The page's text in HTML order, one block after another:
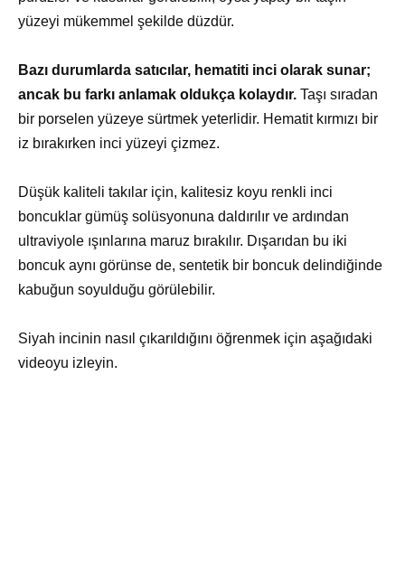
yüzeyi mükemmel şekilde düzdür.
Bazı durumlarda satıcılar, hematiti inci olarak sunar;
ancak bu farkı anlamak oldukça kolaydır. Taşı sıradan
bir porselen yüzeye sürtmek yeterlidir. Hematit kırmızı bir
iz bırakırken inci yüzeyi çizmez.
Düşük kaliteli takılar için, kalitesiz koyu renkli inci
boncuklar gümüş solüsyonuna daldırılır ve ardından
ultraviyole ışınlarına maruz bırakılır. Dışarıdan bu iki
boncuk aynı görünse de, sentetik bir boncuk delindiğinde
kabuğun soyulduğu görülebilir.
Siyah incinin nasıl çıkarıldığını öğrenmek için aşağıdaki
videoyu izleyin.